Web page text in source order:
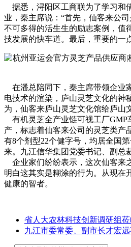
据悉，浔阳区工商联为了学习和
业，秦主席说：“首先，仙客来公
不可多得的活生生的励志案例，值
技发展的快车道。最后，重要的一
在潘总陪同下，秦主席带领企业
电技术的渲染，庐山灵芝文化的神
为，仙客来庐山灵芝文化馆给庐山
有机灵芝全产业链可视工厂GMP
产，标志着仙客来公司的灵芝类产
有8个剂型22个健字号，均居全国
来。九江信华集团党委书记、副总
企业家们纷纷表示，这次仙客来
明白这其实是糊涂的行为。从现在
健康的智者。
省人大农林科技创新调研组
九江市委常委、副市长才宏